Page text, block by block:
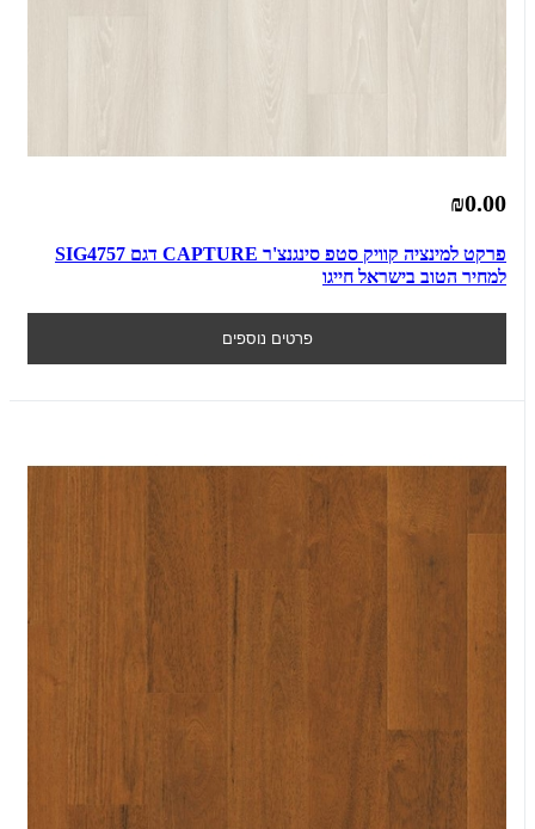
₪0.00
פרקט למינציה קוויק סטפ סינגנצ'ר CAPTURE דגם SIG4757
למחיר הטוב בישראל חייגו
פרטים נוספים